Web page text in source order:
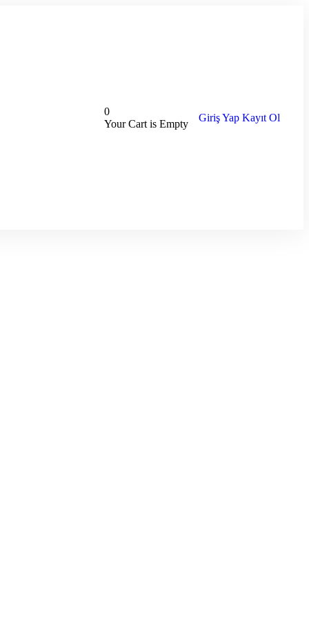
0
Your Cart is Empty
Giriş Yap Kayıt Ol